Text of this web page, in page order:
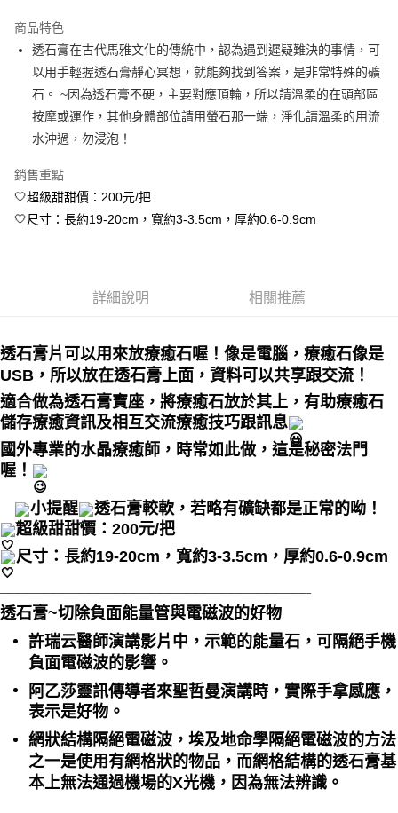
Apple Pay
街口支付
悠遊付
ATM付款
全家取貨付款
每筆NT$80，滿NT$3,000(含以上)免運費
每筆NT$80，滿NT$3,000(含以上)免運費
郵局幫你送（離島）
每筆NT$80，滿NT$3,000(含以上)免運費
付款後門市自取
免運費
商品特色
透石膏在古代馬雅文化的傳統中，認為遇到遲疑難決的事情，可
以用手輕握透石膏靜心冥想，就能夠找到答案，是非常特殊的礦
石。 ~因為透石膏不硬，主要對應頂輪，所以請溫柔的在頭部區
按摩或運作，其他身體部位請用螢石那一端，淨化請溫柔的用流
水沖過，勿浸泡！
銷售重點
🤍超級甜甜價：200元/把
🤍尺寸：長約19-20cm，寬約3-3.5cm，厚約0.6-0.9cm
詳細說明 相關推薦
透石膏片可以用來放療癒石喔！像是電腦，療癒石像是
USB，所以放在透石膏上面，資料可以共享跟交流！
適合做為透石膏寶座，將療癒石放於其上，有助療癒石
儲存療癒資訊及相互交流療癒技巧跟訊息
國外專業的水晶療癒師，時常如此做，這是秘密法門
喔！
小提醒
透石膏較軟，若略有礦缺都是正常的呦！
超級甜甜價：200元/把
尺寸：長約19-20cm，寬約3-3.5cm，厚約0.6-0.9cm
透石膏~切除負面能量管與電磁波的好物
許瑞云醫師演講影片中，示範的能量石，可隔絕手機
負面電磁波的影響。
阿乙莎靈訊傳導者來聖哲曼演講時，實際手拿感應，
表示是好物。
網狀結構隔絕電磁波，埃及地命學隔絕電磁波的方法
之一是使用有網格狀的物品，而網格結構的透石膏基
本上無法通過機場的X光機，因為無法辨識。